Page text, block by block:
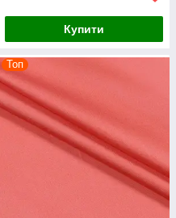
Купити
Топ